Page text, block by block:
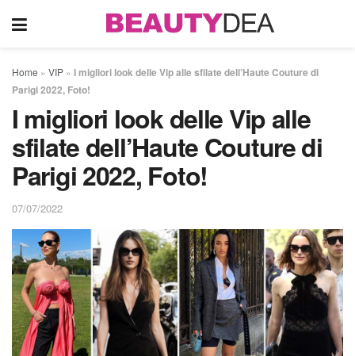
Home » VIP » I migliori look delle Vip alle sfilate dell’Haute Couture di
Parigi 2022, Foto!
I migliori look delle Vip alle
sfilate dell’Haute Couture di
Parigi 2022, Foto!
07/07/2022